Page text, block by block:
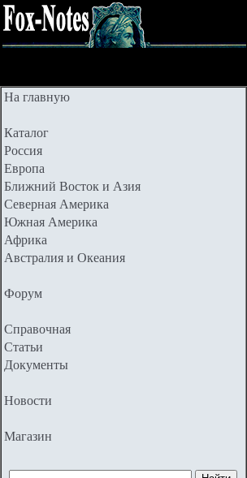
На главную
Каталог
Россия
Европа
Ближний Восток и Азия
Северная Америка
Южная Америка
Африка
Австралия и Океания
Форум
Справочная
Статьи
Документы
Новости
Магазин